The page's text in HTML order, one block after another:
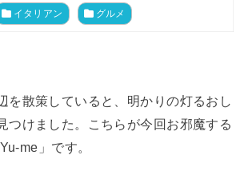
イタリアン グルメ
を散策していると、明かりの灯るおし
つけました。こちらが今回お邪魔する
me」です。